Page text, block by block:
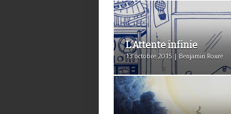
L’Attente infinie
13 octobre 2015 | Benjamin Roure